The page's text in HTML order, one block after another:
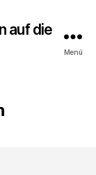
auf die
Menü